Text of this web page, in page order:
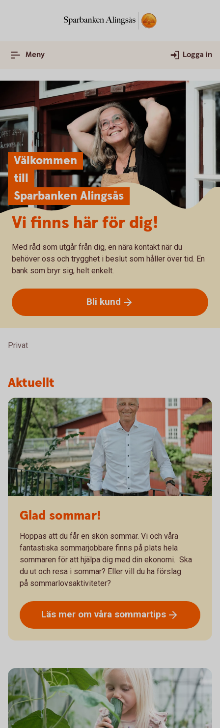
Meny Logga in
Välkommen
till
Sparbanken Alingsås
Vi finns här för dig!
Med råd som utgår från dig, en nära kontakt när du
behöver oss och trygghet i beslut som håller över tid. En
bank som bryr sig, helt enkelt.
Bli kund
Privat
Aktuellt
Glad sommar!
Hoppas att du får en skön sommar. Vi och våra
fantastiska sommarjobbare finns på plats hela
sommaren för att hjälpa dig med din ekonomi. Ska
du ut och resa i sommar? Eller vill du ha förslag
på sommarlovsaktiviteter?
Läs mer om våra sommartips